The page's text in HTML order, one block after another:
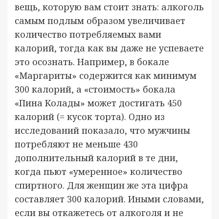
вещь, которую вам стоит знать: алкоголь
самым подлым образом увеличивает
количество потребляемых вами
калорий, тогда как вы даже не успеваете
это осознать. Например, в бокале
«Маргариты» содержится как минимум
300 калорий, а «стоимость» бокала
«Пина Колады» может достигать 450
калорий (= кусок торта). Одно из
исследований показало, что мужчины
потребляют не меньше 430
дополнительный калорий в те дни,
когда пьют «умеренное» количество
спиртного. Для женщин же эта цифра
составляет 300 калорий. Иными словами,
если вы откажетесь от алкоголя и не